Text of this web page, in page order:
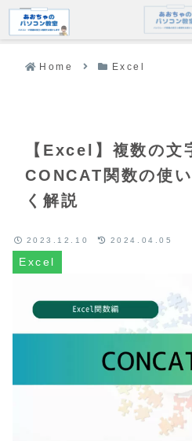
Home Excel
【Excel】複数の文
CONCAT関数の使
く解説
Excel
2023.12.10 2024.04.05
メニュー